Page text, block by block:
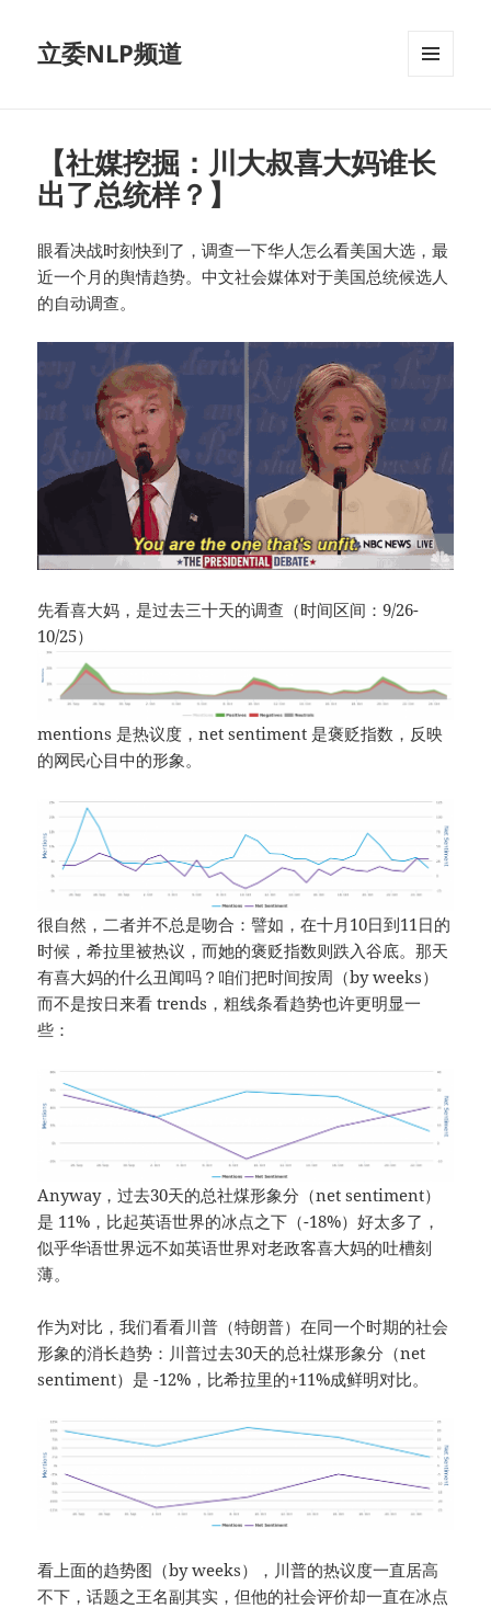
立委NLP频道
【社媒挖掘：川大叔喜大妈谁长
出了总统样？】
眼看决战时刻快到了，调查一下华人怎么看美国大选，最
近一个月的舆情趋势。中文社会媒体对于美国总统候选人
的自动调查。
先看喜大妈，是过去三十天的调查（时间区间：9/26-
10/25）
mentions 是热议度，net sentiment 是褒贬指数，反映
的网民心目中的形象。
很自然，二者并不总是吻合：譬如，在十月10日到11日的
时候，希拉里被热议，而她的褒贬指数则跌入谷底。那天
有喜大妈的什么丑闻吗？咱们把时间按周（by weeks）
而不是按日来看 trends，粗线条看趋势也许更明显一
些：
Anyway，过去30天的总社煤形象分（net sentiment）
是 11%，比起英语世界的冰点之下（-18%）好太多了，
似乎华语世界远不如英语世界对老政客喜大妈的吐槽刻
薄。
作为对比，我们看看川普（特朗普）在同一个时期的社会
形象的消长趋势：川普过去30天的总社煤形象分（net
sentiment）是 -12%，比希拉里的+11%成鲜明对比。
看上面的趋势图（by weeks），川普的热议度一直居高
不下，话题之王名副其实，但他的社会评价却一直在冰点